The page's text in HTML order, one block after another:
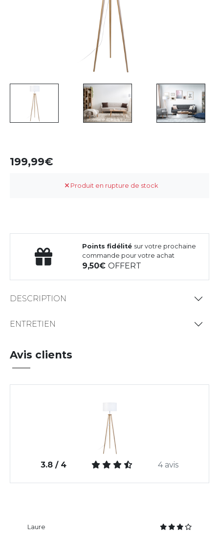
199,99
Produit en rupture de stock
Points fidélité sur votre prochaine
commande pour votre achat
9,50OFFERT
DESCRIPTION
ENTRETIEN
Avis clients
3.8 / 4 4 avis
Laure